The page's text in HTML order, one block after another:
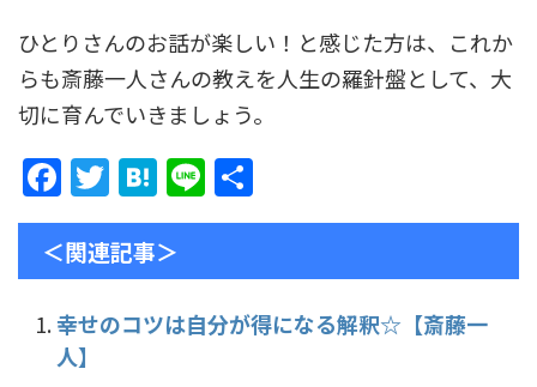
ひとりさんのお話が楽しい！と感じた方は、これか
らも斎藤一人さんの教えを人生の羅針盤として、大
切に育んでいきましょう。
F
a
c
e
b
o
T
w
itt
er
H
at
e
n
a
Li
n 有
＜関連記事＞
幸せのコツは自分が得になる解釈☆【斎藤一
人】